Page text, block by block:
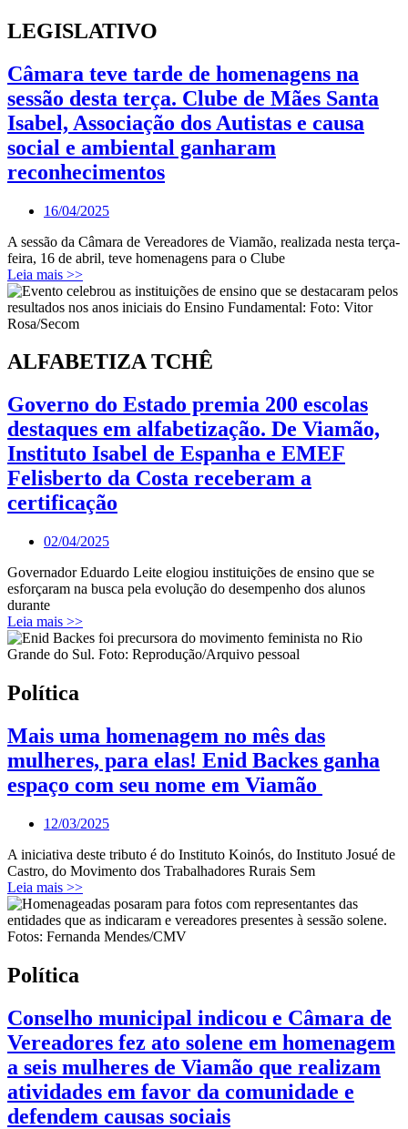
LEGISLATIVO
Câmara teve tarde de homenagens na
sessão desta terça. Clube de Mães Santa
Isabel, Associação dos Autistas e causa
social e ambiental ganharam
reconhecimentos
16/04/2025
A sessão da Câmara de Vereadores de Viamão, realizada nesta terça-
feira, 16 de abril, teve homenagens para o Clube
Leia mais >>
ALFABETIZA TCHÊ
Governo do Estado premia 200 escolas
destaques em alfabetização. De Viamão,
Instituto Isabel de Espanha e EMEF
Felisberto da Costa receberam a
certificação
02/04/2025
Governador Eduardo Leite elogiou instituições de ensino que se
esforçaram na busca pela evolução do desempenho dos alunos
durante
Leia mais >>
Política
Mais uma homenagem no mês das
mulheres, para elas! Enid Backes ganha
espaço com seu nome em Viamão
12/03/2025
A iniciativa deste tributo é do Instituto Koinós, do Instituto Josué de
Castro, do Movimento dos Trabalhadores Rurais Sem
Leia mais >>
Política
Conselho municipal indicou e Câmara de
Vereadores fez ato solene em homenagem
a seis mulheres de Viamão que realizam
atividades em favor da comunidade e
defendem causas sociais